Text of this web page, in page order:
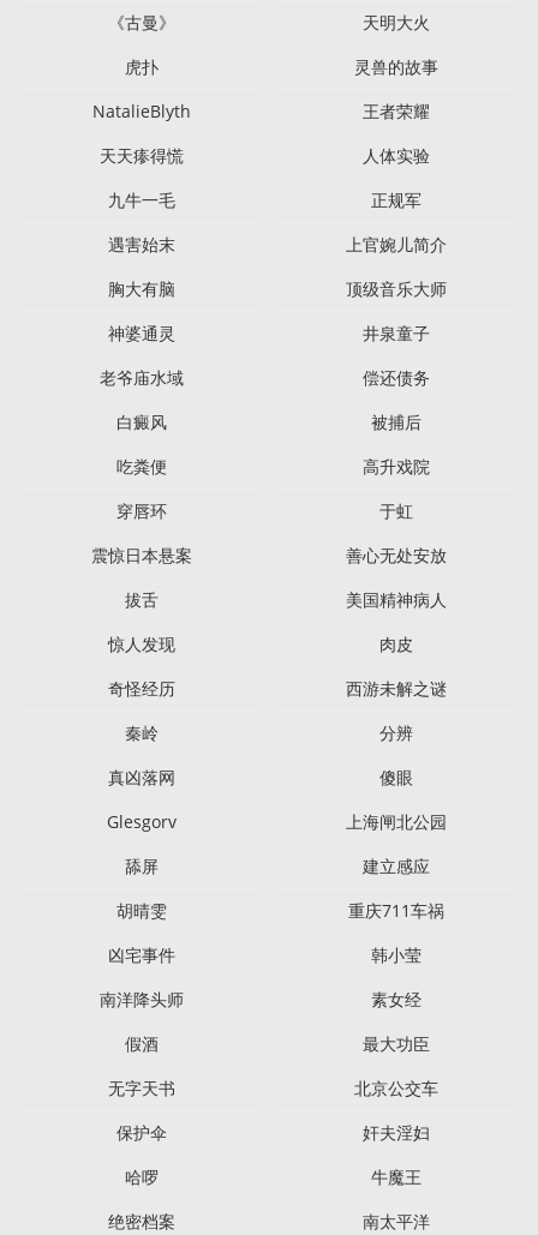
《古曼》
天明大火
虎扑
灵兽的故事
NatalieBlyth
王者荣耀
天天瘆得慌
人体实验
九牛一毛
正规军
遇害始末
上官婉儿简介
胸大有脑
顶级音乐大师
神婆通灵
井泉童子
老爷庙水域
偿还债务
白癜风
被捕后
吃粪便
高升戏院
穿唇环
于虹
震惊日本悬案
善心无处安放
拔舌
美国精神病人
惊人发现
肉皮
奇怪经历
西游未解之谜
秦岭
分辨
真凶落网
傻眼
Glesgorv
上海闸北公园
舔屏
建立感应
胡晴雯
重庆711车祸
凶宅事件
韩小莹
南洋降头师
素女经
假酒
最大功臣
无字天书
北京公交车
保护伞
奸夫淫妇
哈啰
牛魔王
绝密档案
南太平洋